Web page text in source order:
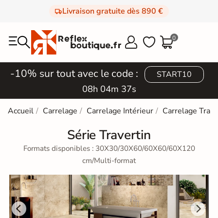
Livraison gratuite dès 890 €
  0
-10% sur tout avec le code : START10
08h 04m 35s
Accueil Carrelage Carrelage Intérieur Carrelage
Série Travertin
Formats disponibles : 30X30/30X60/60X60/60X120
cm/Multi-format